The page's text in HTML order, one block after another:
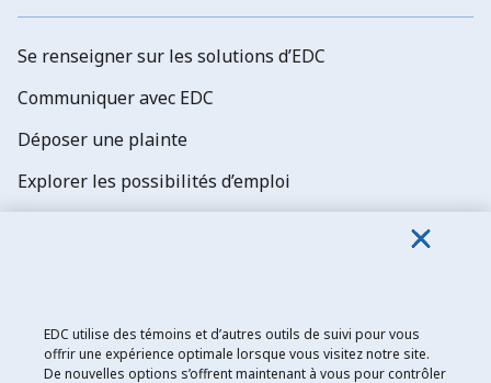
Se renseigner sur les solutions d’EDC
Communiquer avec EDC
Déposer une plainte
Explorer les possibilités d’emploi
EDC utilise des témoins et d’autres outils de suivi pour vous
offrir une expérience optimale lorsque vous visitez notre site.
De nouvelles options s’offrent maintenant à vous pour contrôler